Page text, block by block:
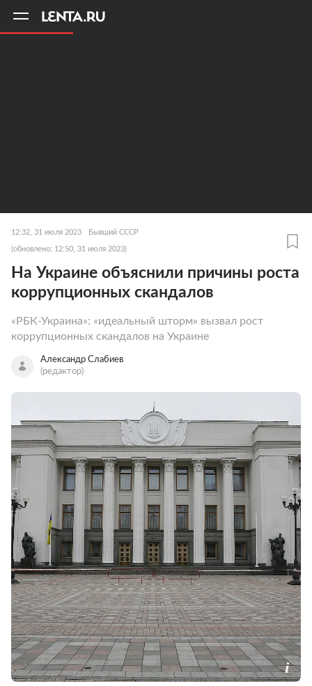
12:32, 31 июля 2023 Бывший СССР
(обновлено: 12:50, 31 июля 2023)
На Украине объяснили причины роста
коррупционных скандалов
«РБК-Украина»: «идеальный шторм» вызвал рост
коррупционных скандалов на Украине
Александр Слабиев
(редактор)